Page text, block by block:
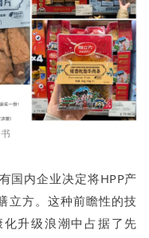
国内企业决定将HPP产
立方。这种前瞻性的技
升级浪潮中占据了先